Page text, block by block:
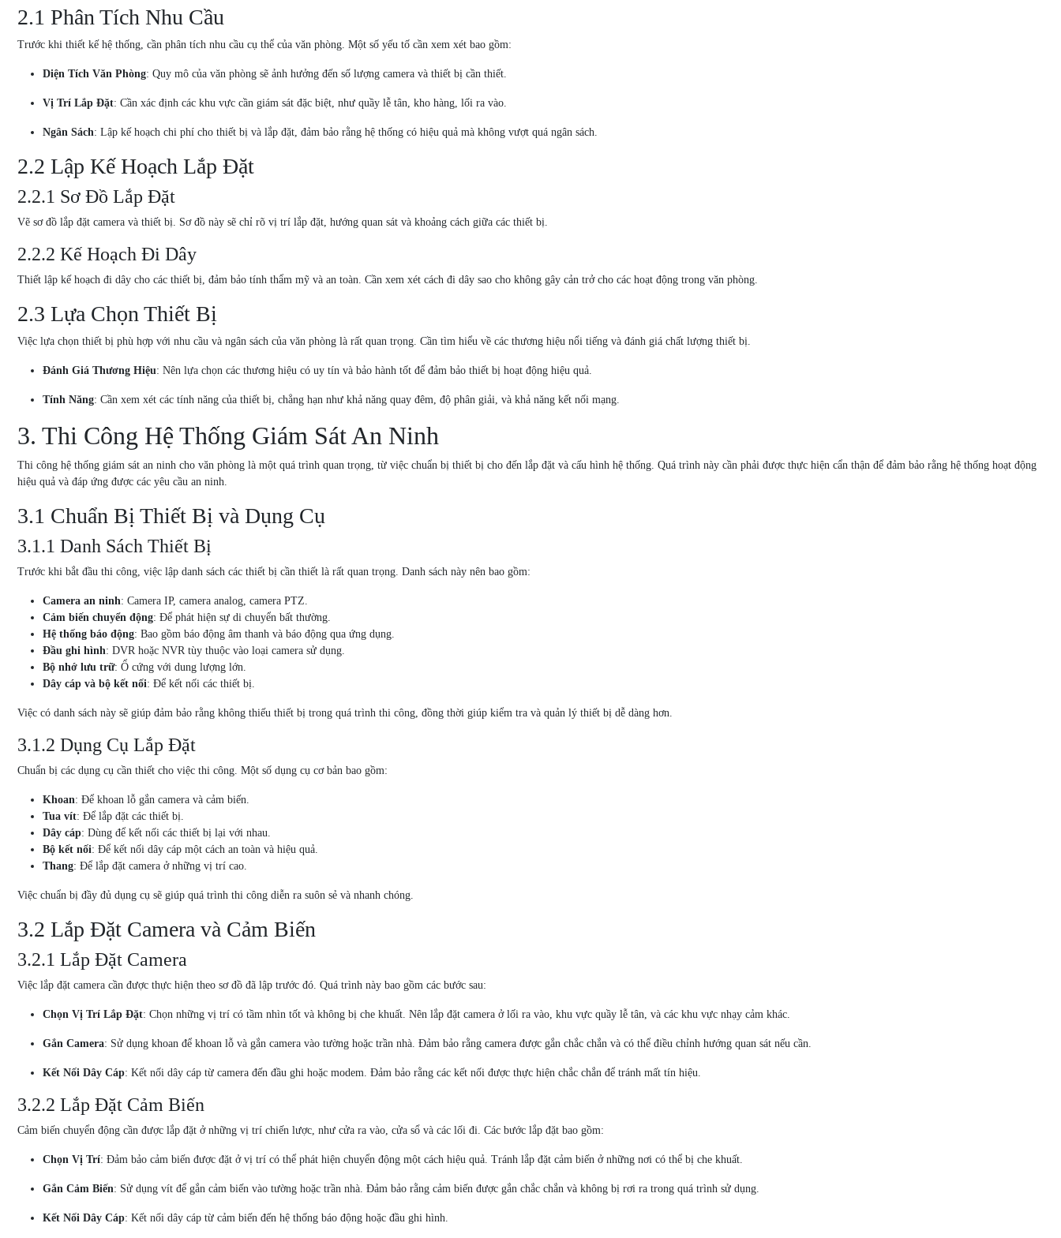
2.1 Phân Tích Nhu Cầu
Trước khi thiết kế hệ thống, cần phân tích nhu cầu cụ thể của văn phòng. Một số yếu tố cần xem xét bao gồm:
Diện Tích Văn Phòng: Quy mô của văn phòng sẽ ảnh hưởng đến số lượng camera và thiết bị cần thiết.
Vị Trí Lắp Đặt: Cần xác định các khu vực cần giám sát đặc biệt, như quầy lễ tân, kho hàng, lối ra vào.
Ngân Sách: Lập kế hoạch chi phí cho thiết bị và lắp đặt, đảm bảo rằng hệ thống có hiệu quả mà không vượt quá ngân sách.
2.2 Lập Kế Hoạch Lắp Đặt
2.2.1 Sơ Đồ Lắp Đặt
Vẽ sơ đồ lắp đặt camera và thiết bị. Sơ đồ này sẽ chỉ rõ vị trí lắp đặt, hướng quan sát và khoảng cách giữa các thiết bị.
2.2.2 Kế Hoạch Đi Dây
Thiết lập kế hoạch đi dây cho các thiết bị, đảm bảo tính thẩm mỹ và an toàn. Cần xem xét cách đi dây sao cho không gây cản trở cho các hoạt động trong văn phòng.
2.3 Lựa Chọn Thiết Bị
Việc lựa chọn thiết bị phù hợp với nhu cầu và ngân sách của văn phòng là rất quan trọng. Cần tìm hiểu về các thương hiệu nổi tiếng và đánh giá chất lượng thiết bị.
Đánh Giá Thương Hiệu: Nên lựa chọn các thương hiệu có uy tín và bảo hành tốt để đảm bảo thiết bị hoạt động hiệu quả.
Tính Năng: Cần xem xét các tính năng của thiết bị, chẳng hạn như khả năng quay đêm, độ phân giải, và khả năng kết nối mạng.
3. Thi Công Hệ Thống Giám Sát An Ninh
Thi công hệ thống giám sát an ninh cho văn phòng là một quá trình quan trọng, từ việc chuẩn bị thiết bị cho đến lắp đặt và cấu hình hệ thống. Quá trình này cần phải được thực hiện cẩn thận để đảm bảo rằng hệ thống hoạt động
hiệu quả và đáp ứng được các yêu cầu an ninh.
3.1 Chuẩn Bị Thiết Bị và Dụng Cụ
3.1.1 Danh Sách Thiết Bị
Trước khi bắt đầu thi công, việc lập danh sách các thiết bị cần thiết là rất quan trọng. Danh sách này nên bao gồm:
Camera an ninh: Camera IP, camera analog, camera PTZ.
Cảm biến chuyển động: Để phát hiện sự di chuyển bất thường.
Hệ thống báo động: Bao gồm báo động âm thanh và báo động qua ứng dụng.
Đầu ghi hình: DVR hoặc NVR tùy thuộc vào loại camera sử dụng.
Bộ nhớ lưu trữ: Ổ cứng với dung lượng lớn.
Dây cáp và bộ kết nối: Để kết nối các thiết bị.
Việc có danh sách này sẽ giúp đảm bảo rằng không thiếu thiết bị trong quá trình thi công, đồng thời giúp kiểm tra và quản lý thiết bị dễ dàng hơn.
3.1.2 Dụng Cụ Lắp Đặt
Chuẩn bị các dụng cụ cần thiết cho việc thi công. Một số dụng cụ cơ bản bao gồm:
Khoan: Để khoan lỗ gắn camera và cảm biến.
Tua vít: Để lắp đặt các thiết bị.
Dây cáp: Dùng để kết nối các thiết bị lại với nhau.
Bộ kết nối: Để kết nối dây cáp một cách an toàn và hiệu quả.
Thang: Để lắp đặt camera ở những vị trí cao.
Việc chuẩn bị đầy đủ dụng cụ sẽ giúp quá trình thi công diễn ra suôn sẻ và nhanh chóng.
3.2 Lắp Đặt Camera và Cảm Biến
3.2.1 Lắp Đặt Camera
Việc lắp đặt camera cần được thực hiện theo sơ đồ đã lập trước đó. Quá trình này bao gồm các bước sau:
Chọn Vị Trí Lắp Đặt: Chọn những vị trí có tầm nhìn tốt và không bị che khuất. Nên lắp đặt camera ở lối ra vào, khu vực quầy lễ tân, và các khu vực nhạy cảm khác.
Gắn Camera: Sử dụng khoan để khoan lỗ và gắn camera vào tường hoặc trần nhà. Đảm bảo rằng camera được gắn chắc chắn và có thể điều chỉnh hướng quan sát nếu cần.
Kết Nối Dây Cáp: Kết nối dây cáp từ camera đến đầu ghi hoặc modem. Đảm bảo rằng các kết nối được thực hiện chắc chắn để tránh mất tín hiệu.
3.2.2 Lắp Đặt Cảm Biến
Cảm biến chuyển động cần được lắp đặt ở những vị trí chiến lược, như cửa ra vào, cửa sổ và các lối đi. Các bước lắp đặt bao gồm:
Chọn Vị Trí: Đảm bảo cảm biến được đặt ở vị trí có thể phát hiện chuyển động một cách hiệu quả. Tránh lắp đặt cảm biến ở những nơi có thể bị che khuất.
Gắn Cảm Biến: Sử dụng vít để gắn cảm biến vào tường hoặc trần nhà. Đảm bảo rằng cảm biến được gắn chắc chắn và không bị rơi ra trong quá trình sử dụng.
Kết Nối Dây Cáp: Kết nối dây cáp từ cảm biến đến hệ thống báo động hoặc đầu ghi hình.